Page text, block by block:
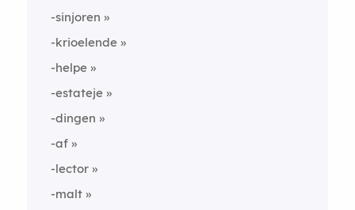
-sinjoren
-krioelende
-helpe
-estateje
-dingen
-af
-lector
-malt